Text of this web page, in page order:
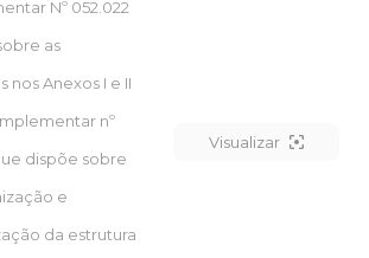
Nº 052.022
as
nos Anexos I e II
nº
dispõe sobre
e
da estrutura
Visualizar